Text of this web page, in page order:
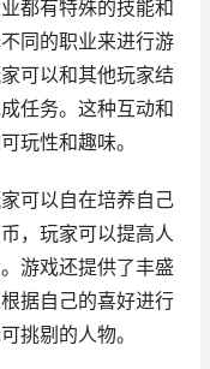
都有特殊的技能和
同的职业来进行游
可以和其他玩家结
任务。这种互动和
玩性和趣味。
可以自在培养自己
，玩家可以提高人
游戏还提供了丰盛
据自己的喜好进行
挑剔的人物。